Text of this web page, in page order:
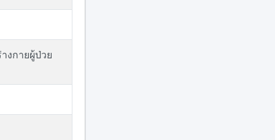
งกายผู้ป่วย